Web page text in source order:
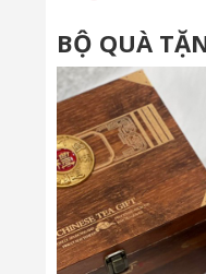
BỘ QUÀ